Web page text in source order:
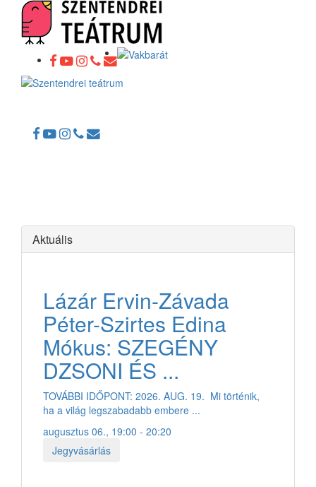
Aktuális
Lázár Ervin-Závada
Péter-Szirtes Edina
Mókus: SZEGÉNY
DZSONI ÉS ...
TOVÁBBI IDŐPONT: 2026. AUG. 19. Mi történik,
ha a világ legszabadabb embere ...
augusztus 06., 19:00 - 20:20
Jegyvásárlás